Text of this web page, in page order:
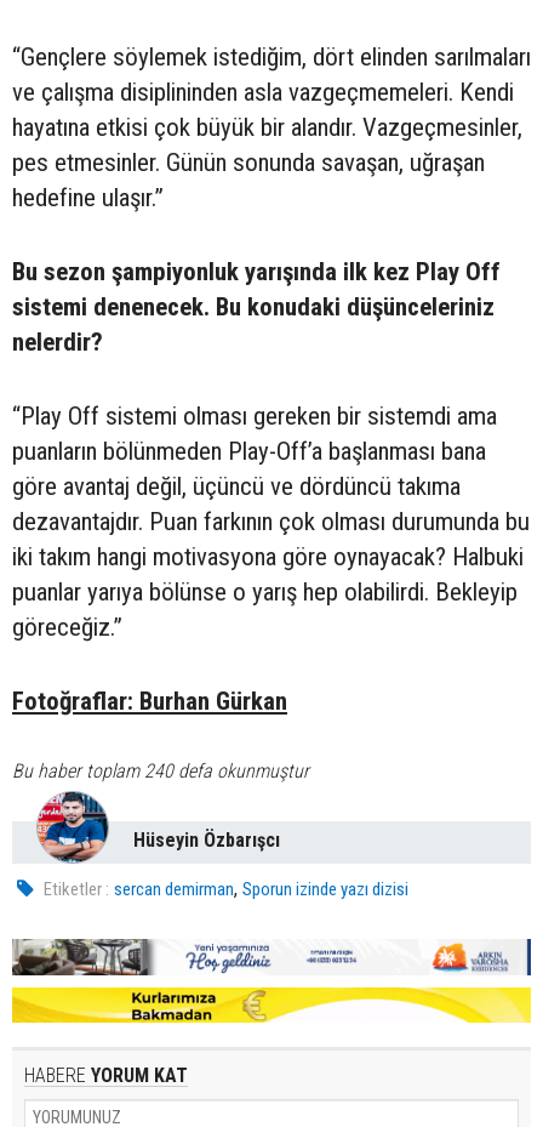
“Gençlere söylemek istediğim, dört elinden sarılmaları
ve çalışma disiplininden asla vazgeçmemeleri. Kendi
hayatına etkisi çok büyük bir alandır. Vazgeçmesinler,
pes etmesinler. Günün sonunda savaşan, uğraşan
hedefine ulaşır.”
Bu sezon şampiyonluk yarışında ilk kez Play Off
sistemi denenecek. Bu konudaki düşünceleriniz
nelerdir?
“Play Off sistemi olması gereken bir sistemdi ama
puanların bölünmeden Play-Off’a başlanması bana
göre avantaj değil, üçüncü ve dördüncü takıma
dezavantajdır. Puan farkının çok olması durumunda bu
iki takım hangi motivasyona göre oynayacak? Halbuki
puanlar yarıya bölünse o yarış hep olabilirdi. Bekleyip
göreceğiz.”
Fotoğraflar: Burhan Gürkan
Bu haber toplam 240 defa okunmuştur
Hüseyin Özbarışcı
Etiketler : sercan demirman,Sporun izinde yazı dizisi
HABERE YORUM KAT